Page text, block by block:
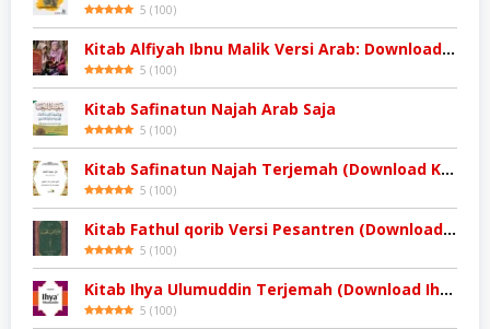
5 (100)
Kitab Alfiyah Ibnu Malik Versi Arab: Download Kitab
5 (100)
Kitab Safinatun Najah Arab Saja
5 (100)
Kitab Safinatun Najah Terjemah (Download Kitab)
5 (100)
Kitab Fathul qorib Versi Pesantren (Download Kitab Kuning)
5 (100)
Kitab Ihya Ulumuddin Terjemah (Download Ihya Ulumuddin)
5 (100)